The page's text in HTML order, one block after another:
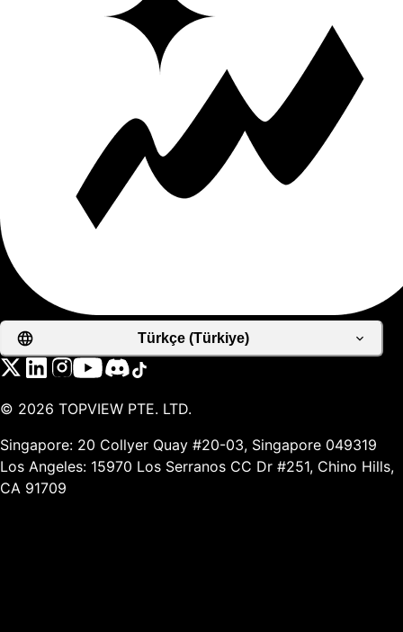
Türkçe (Türkiye)
© 2026 TOPVIEW PTE. LTD.
Singapore: 20 Collyer Quay #20-03, Singapore 049319
Los Angeles: 15970 Los Serranos CC Dr #251, Chino Hills,
CA 91709